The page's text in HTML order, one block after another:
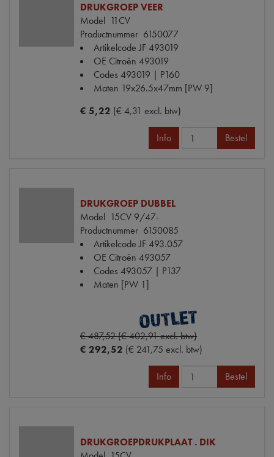
DRUKGROEP VEER
Model 11CV
Productnummer 6150077
Artikelcode JF493019
OE Citroën 493019
Codes 493019 | P160
Maten 19x26.5x47mm [PW 9]
€ 5,22 (€ 4,31 excl. btw)
Info Bestel
DRUKGROEP DUBBEL
Model 15CV 9/47-
Productnummer 6150085
Artikelcode JF493.057
OE Citroën 493057
Codes 493057 | P137
Maten [PW 1]
€ 487,52 (€ 402,91 excl. btw)
€ 292,52 (€ 241,75 excl. btw)
Info Bestel
DRUKGROEPDRUKPLAAT . DIK